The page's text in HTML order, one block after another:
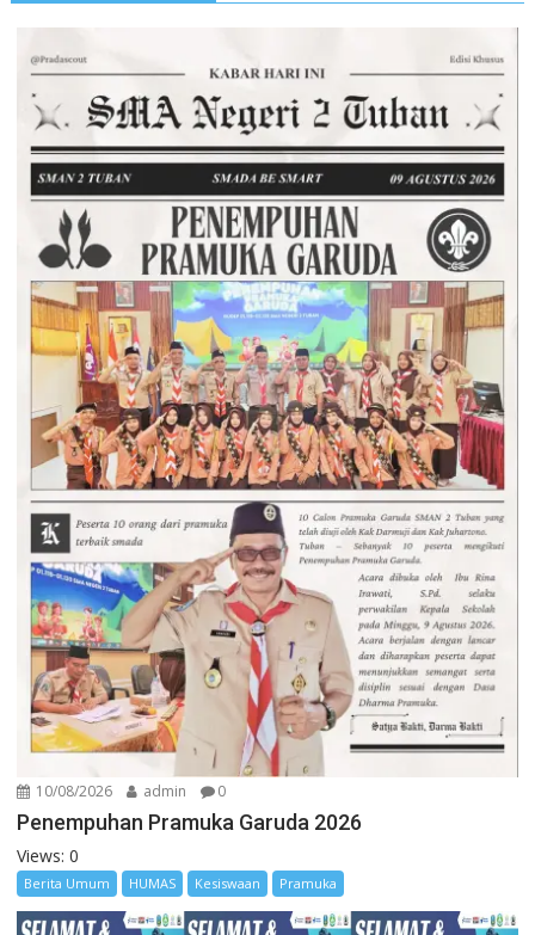
10/08/2026 admin 0
Penempuhan Pramuka Garuda 2026
Views: 0
Berita Umum HUMAS Kesiswaan Pramuka